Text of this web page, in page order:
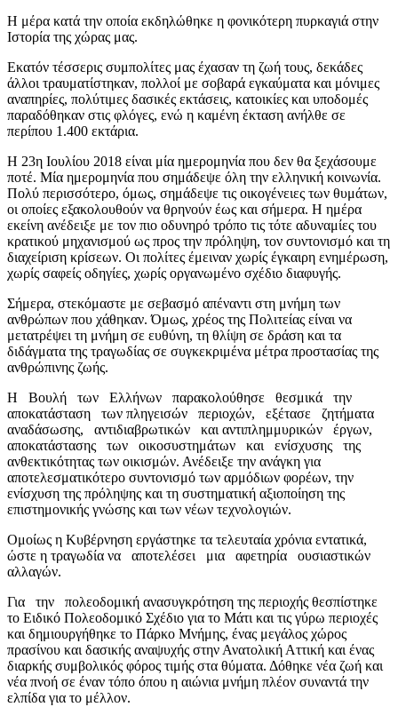
Η μέρα κατά την οποία εκδηλώθηκε η φονικότερη πυρκαγιά στην
Ιστορία της χώρας μας.
Εκατόν τέσσερις συμπολίτες μας έχασαν τη ζωή τους, δεκάδες
άλλοι τραυματίστηκαν, πολλοί με σοβαρά εγκαύματα και μόνιμες
αναπηρίες, πολύτιμες δασικές εκτάσεις, κατοικίες και υποδομές
παραδόθηκαν στις φλόγες, ενώ η καμένη έκταση ανήλθε σε
περίπου 1.400 εκτάρια.
Η 23η Ιουλίου 2018 είναι μία ημερομηνία που δεν θα ξεχάσουμε
ποτέ. Μία ημερομηνία που σημάδεψε όλη την ελληνική κοινωνία.
Πολύ περισσότερο, όμως, σημάδεψε τις οικογένειες των θυμάτων,
οι οποίες εξακολουθούν να θρηνούν έως και σήμερα. Η ημέρα
εκείνη ανέδειξε με τον πιο οδυνηρό τρόπο τις τότε αδυναμίες του
κρατικού μηχανισμού ως προς την πρόληψη, τον συντονισμό και τη
διαχείριση κρίσεων. Οι πολίτες έμειναν χωρίς έγκαιρη ενημέρωση,
χωρίς σαφείς οδηγίες, χωρίς οργανωμένο σχέδιο διαφυγής.
Σήμερα, στεκόμαστε με σεβασμό απέναντι στη μνήμη των
ανθρώπων που χάθηκαν. Όμως, χρέος της Πολιτείας είναι να
μετατρέψει τη μνήμη σε ευθύνη, τη θλίψη σε δράση και τα
διδάγματα της τραγωδίας σε συγκεκριμένα μέτρα προστασίας της
ανθρώπινης ζωής.
Η Βουλή των Ελλήνων παρακολούθησε θεσμικά την
αποκατάσταση των πληγεισών περιοχών, εξέτασε ζητήματα
αναδάσωσης, αντιδιαβρωτικών και αντιπλημμυρικών έργων,
αποκατάστασης των οικοσυστημάτων και ενίσχυσης της
ανθεκτικότητας των οικισμών. Ανέδειξε την ανάγκη για
αποτελεσματικότερο συντονισμό των αρμόδιων φορέων, την
ενίσχυση της πρόληψης και τη συστηματική αξιοποίηση της
επιστημονικής γνώσης και των νέων τεχνολογιών.
Ομοίως η Κυβέρνηση εργάστηκε τα τελευταία χρόνια εντατικά,
ώστε η τραγωδία να αποτελέσει μια αφετηρία ουσιαστικών
αλλαγών.
Για την πολεοδομική ανασυγκρότηση της περιοχής θεσπίστηκε
το Ειδικό Πολεοδομικό Σχέδιο για το Μάτι και τις γύρω περιοχές
και δημιουργήθηκε το Πάρκο Μνήμης, ένας μεγάλος χώρος
πρασίνου και δασικής αναψυχής στην Ανατολική Αττική και ένας
διαρκής συμβολικός φόρος τιμής στα θύματα. Δόθηκε νέα ζωή και
νέα πνοή σε έναν τόπο όπου η αιώνια μνήμη πλέον συναντά την
ελπίδα για το μέλλον.